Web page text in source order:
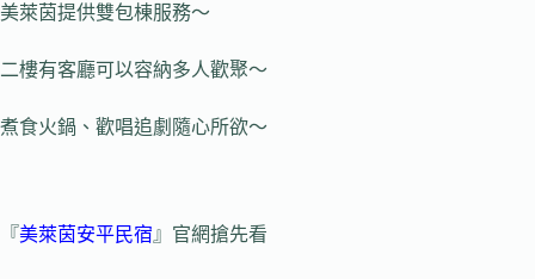
美萊茵提供雙包棟服務～
二樓有客廳可以容納多人歡聚～
煮食火鍋、歡唱追劇隨心所欲～
『美萊茵安平民宿 』官網搶先看